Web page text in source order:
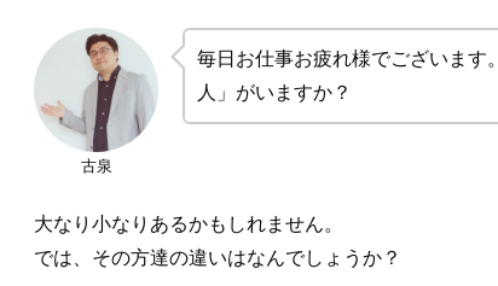
古泉
毎日お仕事お疲れ様でございます
人」がいますか？
大なり小なりあるかもしれません。
では、その方達の違いはなんでしょうか？